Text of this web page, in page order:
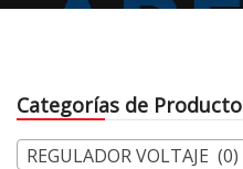
Categorías de Producto
REGULADOR VOLTAJE (0)